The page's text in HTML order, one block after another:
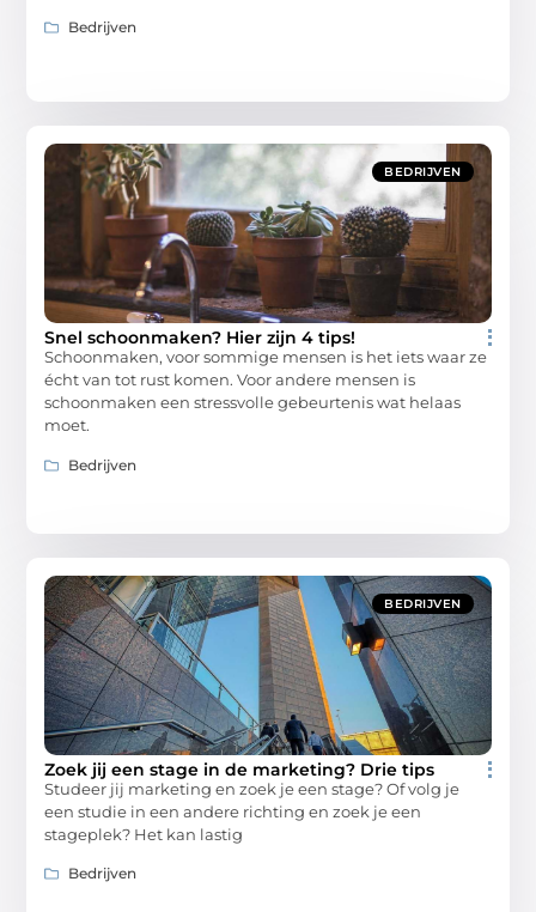
Bedrijven
BEDRIJVEN
Snel schoonmaken? Hier zijn 4 tips!
Schoonmaken, voor sommige mensen is het iets waar ze
écht van tot rust komen. Voor andere mensen is
schoonmaken een stressvolle gebeurtenis wat helaas
moet.
Bedrijven
BEDRIJVEN
Zoek jij een stage in de marketing? Drie tips
Studeer jij marketing en zoek je een stage? Of volg je
een studie in een andere richting en zoek je een
stageplek? Het kan lastig
Bedrijven